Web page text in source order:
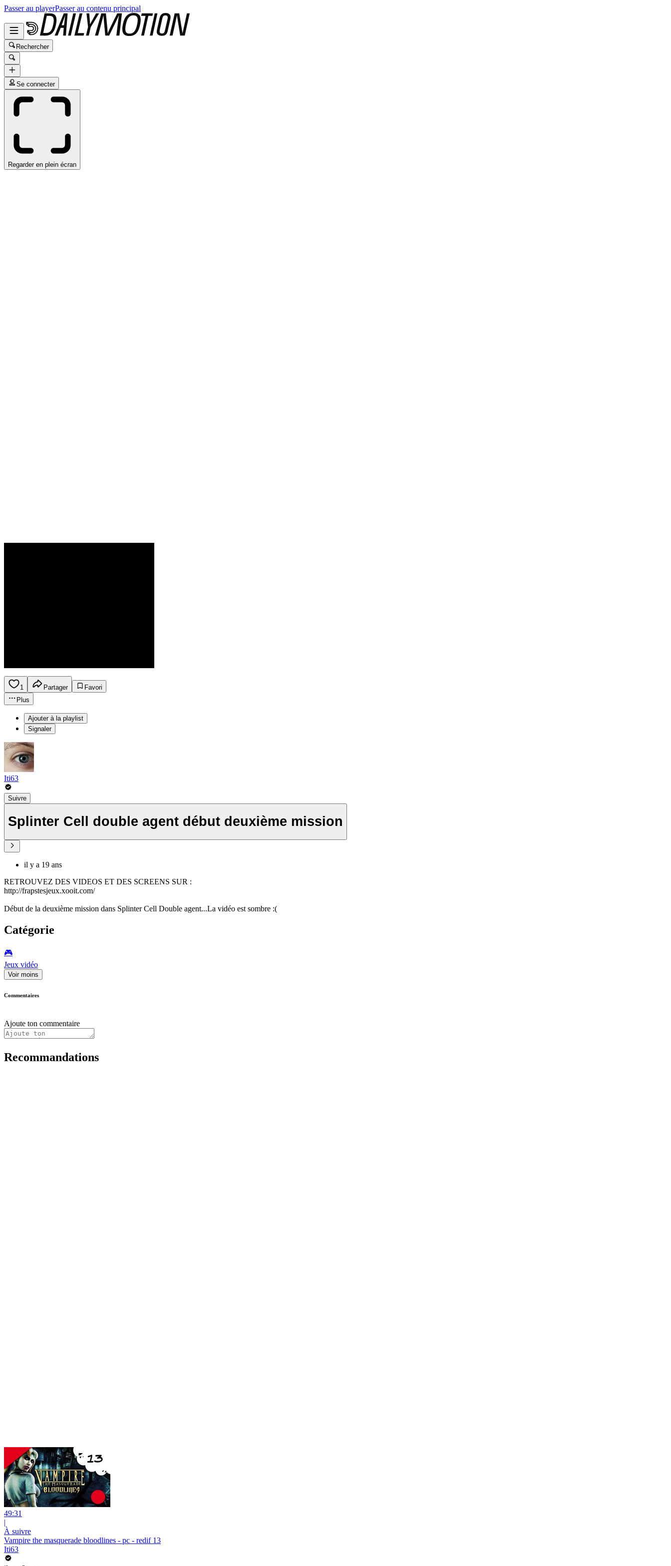
Passer au playerPasser au contenu principal
Rechercher
Se connecter
Regarder en plein écran
1 Partager
Favori
Plus
Ajouter à la playlist
Signaler
Iti63
Suivre
Splinter Cell double agent début deuxième mission
il y a 19 ans
RETROUVEZ DES VIDEOS ET DES SCREENS SUR :
http://frapstesjeux.xooit.com/
Début de la deuxième mission dans Splinter Cell Double agent...La vidéo est sombre :(
Catégorie
🎮️
Jeux vidéo
Voir moins
Commentaires
Ajoute ton commentaire
Recommandations
49:31
|
À suivre
Vampire the masquerade bloodlines - pc - redif 13
Iti63